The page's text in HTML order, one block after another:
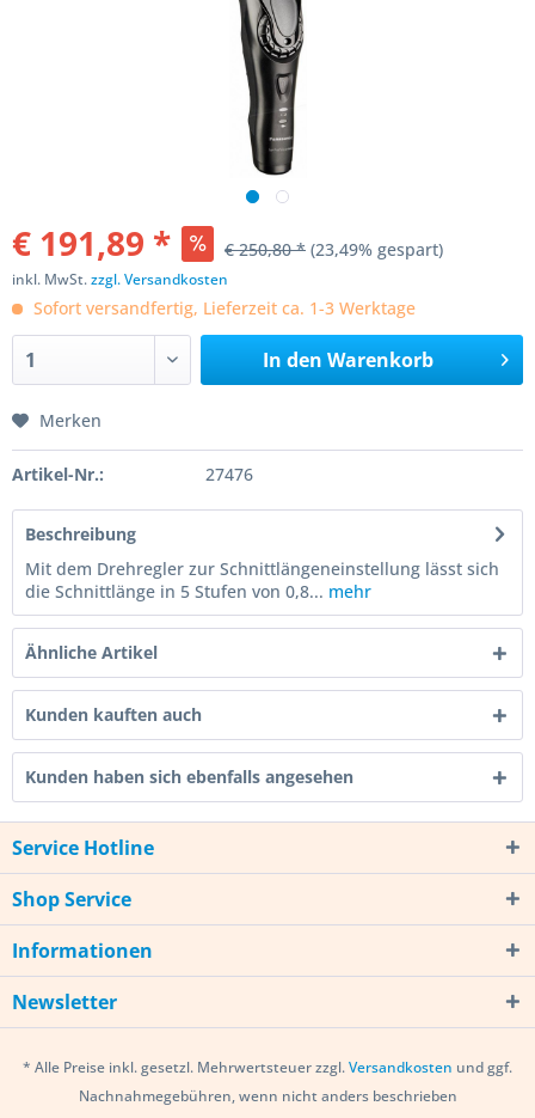
€ 191,89 * € 250,80 * (23,49% gespart)
inkl. MwSt.zzgl. Versandkosten
Sofort versandfertig, Lieferzeit ca. 1-3 Werktage
In den Warenkorb
Merken
Artikel-Nr.: 27476
Beschreibung
Mit dem Drehregler zur Schnittlängeneinstellung lässt sich
die Schnittlänge in 5 Stufen von 0,8... mehr
Ähnliche Artikel
Kunden kauften auch
Kunden haben sich ebenfalls angesehen
Service Hotline
Shop Service
Informationen
Newsletter
* Alle Preise inkl. gesetzl. Mehrwertsteuer zzgl.Versandkosten und ggf.
Nachnahmegebühren, wenn nicht anders beschrieben